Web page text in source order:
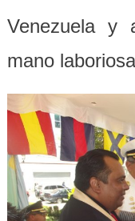
Venezuela y
mano